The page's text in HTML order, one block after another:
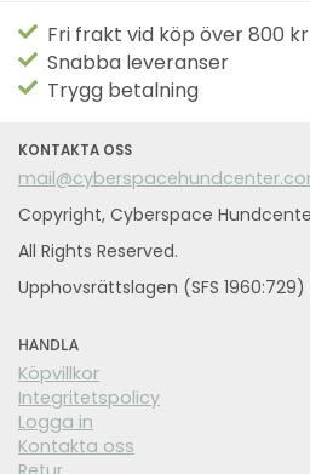
Fri frakt vid köp över 800 kr
Snabba leveranser
Trygg betalning
KONTAKTA OSS
Copyright, Cyberspace
All Rights Reserved.
Upphovsrättslagen (SFS 1960:729)
HANDLA
Köpvillkor
Integritetspolicy
Logga in
Kontakta oss